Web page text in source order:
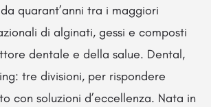
quarant’anni tra i maggiori
di alginati, gessi e composti
dentale e della salue. Dental,
tre divisioni, per rispondere
con soluzioni d’eccellenza. Nata in